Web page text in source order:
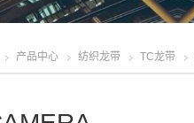
产品中心 纺织龙带 TC龙带